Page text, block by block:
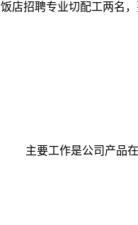
饭店招聘专业切配工两名
主要工作是公司产品